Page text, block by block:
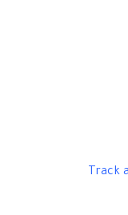
Track